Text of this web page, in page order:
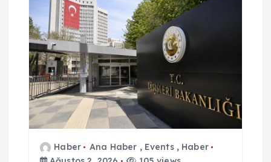
Haber Ana Haber , Events, Haber